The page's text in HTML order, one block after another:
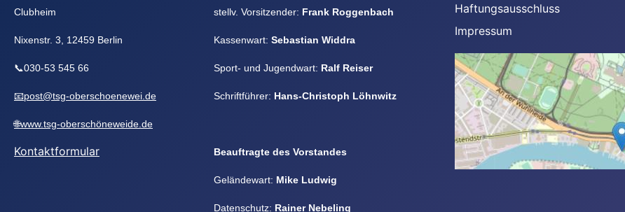
Clubheim
Nixenstr. 3, 12459 Berlin
📞030-53 545 66
📧post@tsg-oberschoenewei.de
🌐www.tsg-oberschöneweide.de
Kontaktformular
stellv. Vorsitzender: Frank Roggenbach
Kassenwart:Sebastian Widdra
Sport- und Jugendwart: Ralf Reiser
Schriftführer: Hans-Christoph Löhnwitz
Beauftragte des Vorstandes
Geländewart: Mike Ludwig
Datenschutz: Rainer Nebeling
Haftungsausschluss
Impressum